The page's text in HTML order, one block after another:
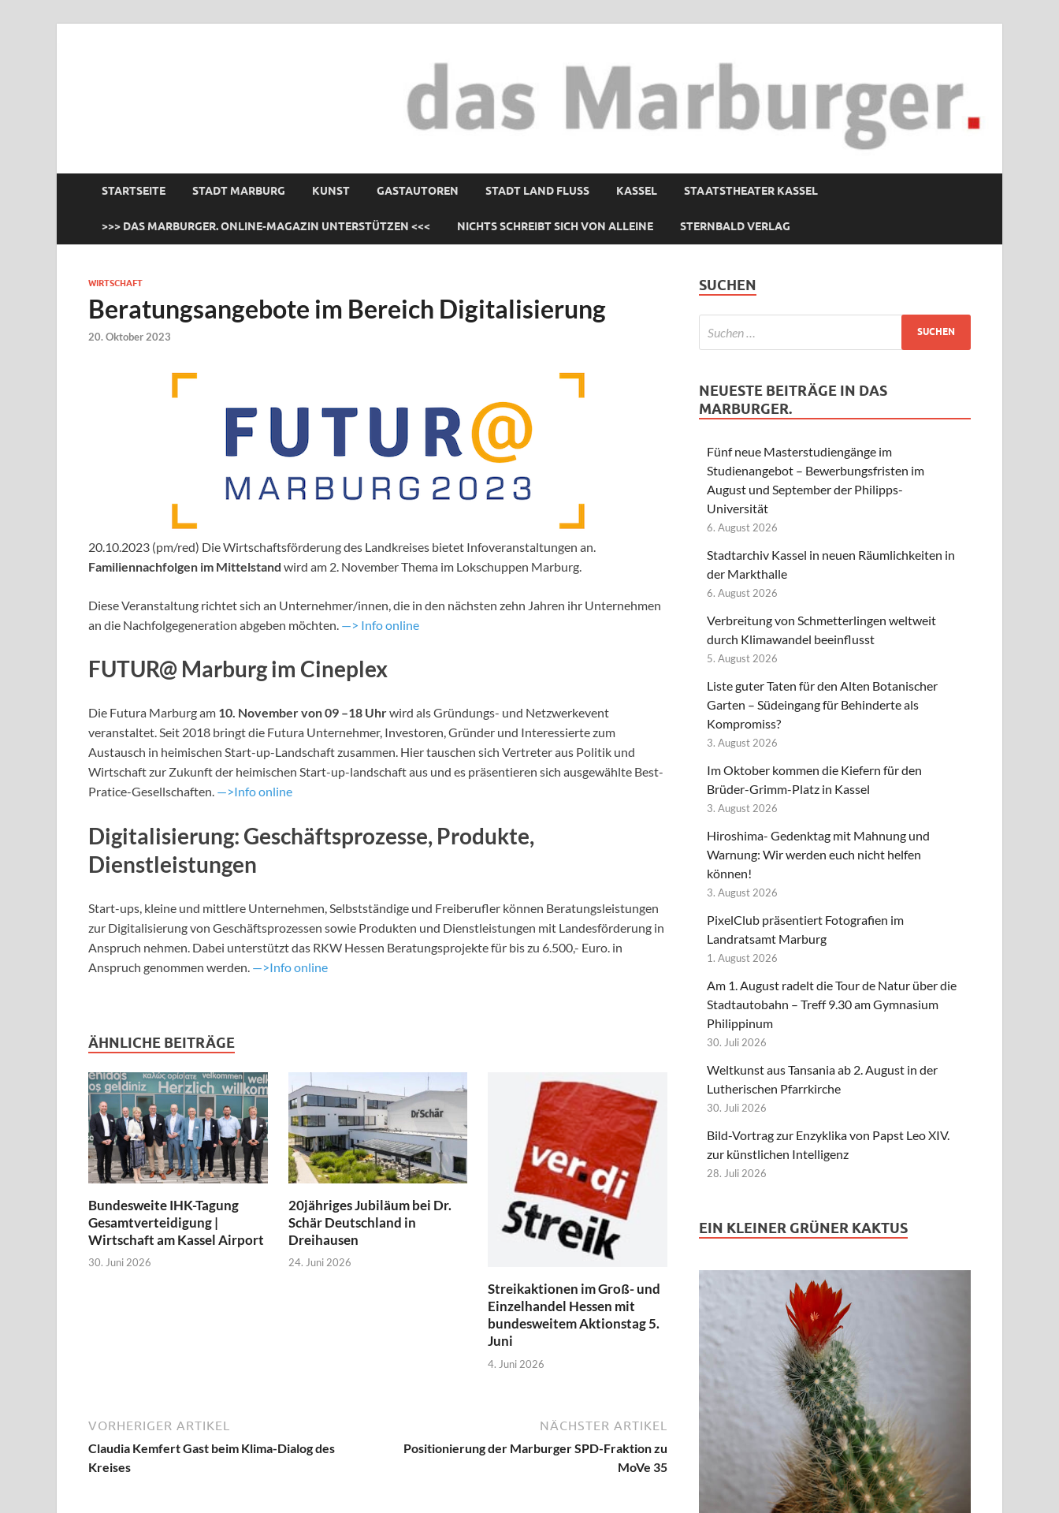
STARTSEITE STADT MARBURG KUNST GASTAUTOREN STADT LAND FLUSS KASSEL STAATSTHEATER KASSEL
>>> DAS MARBURGER. ONLINE-MAGAZIN UNTERSTÜTZEN <<< NICHTS SCHREIBT SICH VON ALLEINE STERNBALD VERLAG
WIRTSCHAFT
Beratungsangebote im Bereich Digitalisierung
20. Oktober 2023
20.10.2023 (pm/red) Die Wirtschaftsförderung des Landkreises bietet Infoveranstaltungen an.
Familiennachfolgen im Mittelstand wird am 2. November Thema im Lokschuppen Marburg.
Diese Veranstaltung richtet sich an Unternehmer/innen, die in den nächsten zehn Jahren ihr Unternehmen
an die Nachfolgegeneration abgeben möchten. —> Info online
FUTUR@ Marburg im Cineplex
Die Futura Marburg am 10. November von 09 –18 Uhrwird als Gründungs- und Netzwerkevent
veranstaltet. Seit 2018 bringt die Futura Unternehmer, Investoren, Gründer und Interessierte zum
Austausch in heimischen Start-up-Landschaft zusammen. Hier tauschen sich Vertreter aus Politik und
Wirtschaft zur Zukunft der heimischen Start-up-landschaft aus und es präsentieren sich ausgewählte Best-
Pratice-Gesellschaften. —>Info online
Digitalisierung: Geschäftsprozesse, Produkte,
Dienstleistungen
Start-ups, kleine und mittlere Unternehmen, Selbstständige und Freiberufler können Beratungsleistungen
zur Digitalisierung von Geschäftsprozessen sowie Produkten und Dienstleistungen mit Landesförderung in
Anspruch nehmen. Dabei unterstützt das RKW Hessen Beratungsprojekte für bis zu 6.500,- Euro. in
Anspruch genommen werden. —>Info online
ÄHNLICHE BEITRÄGE
Bundesweite IHK-Tagung
Gesamtverteidigung |
Wirtschaft am Kassel Airport
30. Juni 2026
20jähriges Jubiläum bei Dr.
Schär Deutschland in
Dreihausen
24. Juni 2026
Streikaktionen im Groß- und
Einzelhandel Hessen mit
bundesweitem Aktionstag 5.
Juni
4. Juni 2026
VORHERIGER ARTIKEL
Claudia Kemfert Gast beim Klima-Dialog des
Kreises
NÄCHSTER ARTIKEL
Positionierung der Marburger SPD-Fraktion zu
MoVe 35
SUCHEN
NEUESTE BEITRÄGE IN DAS
MARBURGER.
Fünf neue Masterstudiengänge im
Studienangebot – Bewerbungsfristen im
August und September der Philipps-
Universität
6. August 2026
Stadtarchiv Kassel in neuen Räumlichkeiten in
der Markthalle
6. August 2026
Verbreitung von Schmetterlingen weltweit
durch Klimawandel beeinflusst
5. August 2026
Liste guter Taten für den Alten Botanischer
Garten – Südeingang für Behinderte als
Kompromiss?
3. August 2026
Im Oktober kommen die Kiefern für den
Brüder-Grimm-Platz in Kassel
3. August 2026
Hiroshima- Gedenktag mit Mahnung und
Warnung: Wir werden euch nicht helfen
können!
3. August 2026
PixelClub präsentiert Fotografien im
Landratsamt Marburg
1. August 2026
Am 1. August radelt die Tour de Natur über die
Stadtautobahn – Treff 9.30 am Gymnasium
Philippinum
30. Juli 2026
Weltkunst aus Tansania ab 2. August in der
Lutherischen Pfarrkirche
30. Juli 2026
Bild-Vortrag zur Enzyklika von Papst Leo XIV.
zur künstlichen Intelligenz
28. Juli 2026
EIN KLEINER GRÜNER KAKTUS